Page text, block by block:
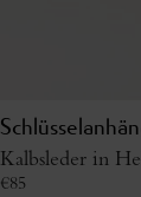
Kalbsleder in
€85